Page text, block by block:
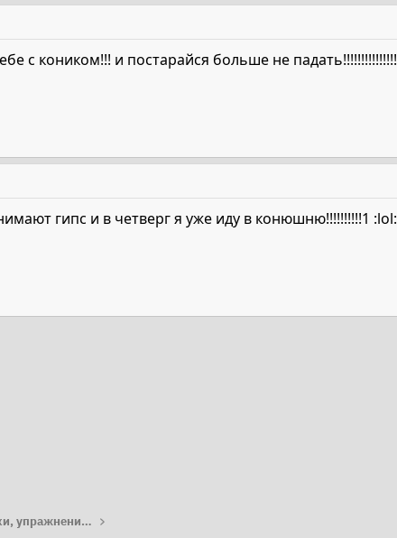
с коником!!! и постарайся больше не
гипс и в четверг я уже иду в конюшню!!!!!!!!!!1 :lol:
Работа с лошадью: тренировки, упражнения, лайфхаки